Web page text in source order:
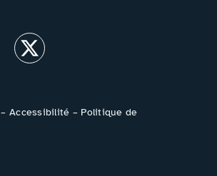
–Accessibilité – Politique de